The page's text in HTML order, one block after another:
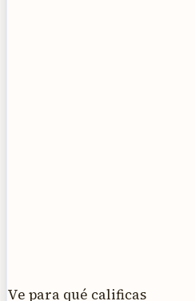
Ve para qué calificas